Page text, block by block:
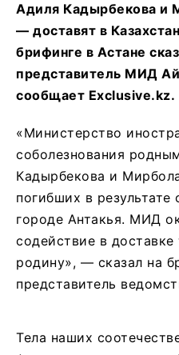
Адиля Кадырбекова и
— доставят в
брифинге в Астане
представитель МИД
сообщает Exclusive.kz.
«Министерство
соболезнования
Кадырбекова и
погибших в
городе Антакья. МИД
содействие в
родину», — сказал на
представитель
Тела наших